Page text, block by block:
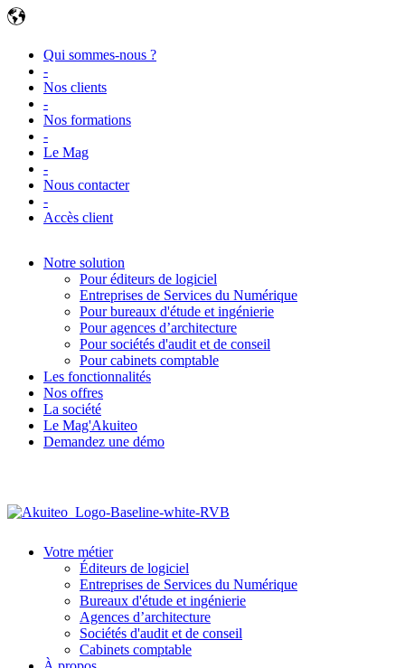
Qui sommes-nous ?
-
Nos clients
-
Nos formations
-
Le Mag
-
Nous contacter
-
Accès client
Notre solution
Pour éditeurs de logiciel
Entreprises de Services du Numérique
Pour bureaux d'étude et ingénierie
Pour agences d’architecture
Pour sociétés d'audit et de conseil
Pour cabinets comptable
Les fonctionnalités
Nos offres
La société
Le Mag'Akuiteo
Demandez une démo
Votre métier
Éditeurs de logiciel
Entreprises de Services du Numérique
Bureaux d'étude et ingénierie
Agences d’architecture
Sociétés d'audit et de conseil
Cabinets comptable